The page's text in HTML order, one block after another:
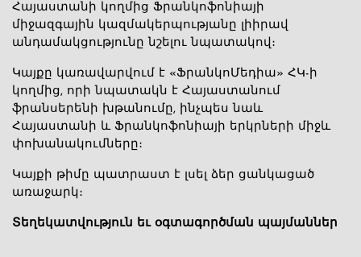
Հայաստանի կողմից Ֆրանկոֆոնիայի
միջազգային կազմակերպությանը լիիրավ
անդամակցությունը նշելու նպատակով։
Կայքը կառավարվում է «ՖրանկոՄեդիա» ՀԿ-ի
կողմից, որի նպատակն է Հայաստանում
ֆրանսերենի խթանումը, ինչպես նաև
Հայաստանի և Ֆրանկոֆոնիայի երկրների միջև
փոխանակումները։
Կայքի թիմը պատրաստ է լսել ձեր ցանկացած
առաջարկ։
Տեղեկատվություն եւ օգտագործման պայմաններ